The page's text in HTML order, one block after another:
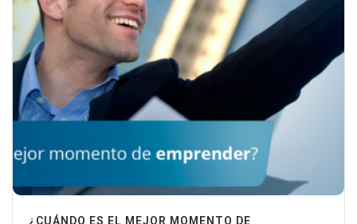
¿CUÁNDO ES EL MEJOR MOMENTO DE